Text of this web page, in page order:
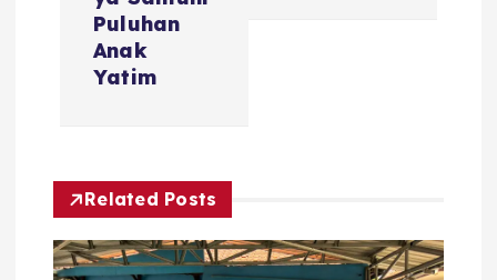
s
Puluhan
Anak
Yatim
Related Posts